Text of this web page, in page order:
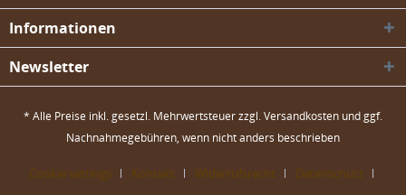
Informationen
Newsletter
* Alle Preise inkl. gesetzl. Mehrwertsteuer zzgl.Versandkosten und ggf.
Nachnahmegebühren, wenn nicht anders beschrieben
Cookie settings Kontakt Widerrufsrecht
Datenschutz